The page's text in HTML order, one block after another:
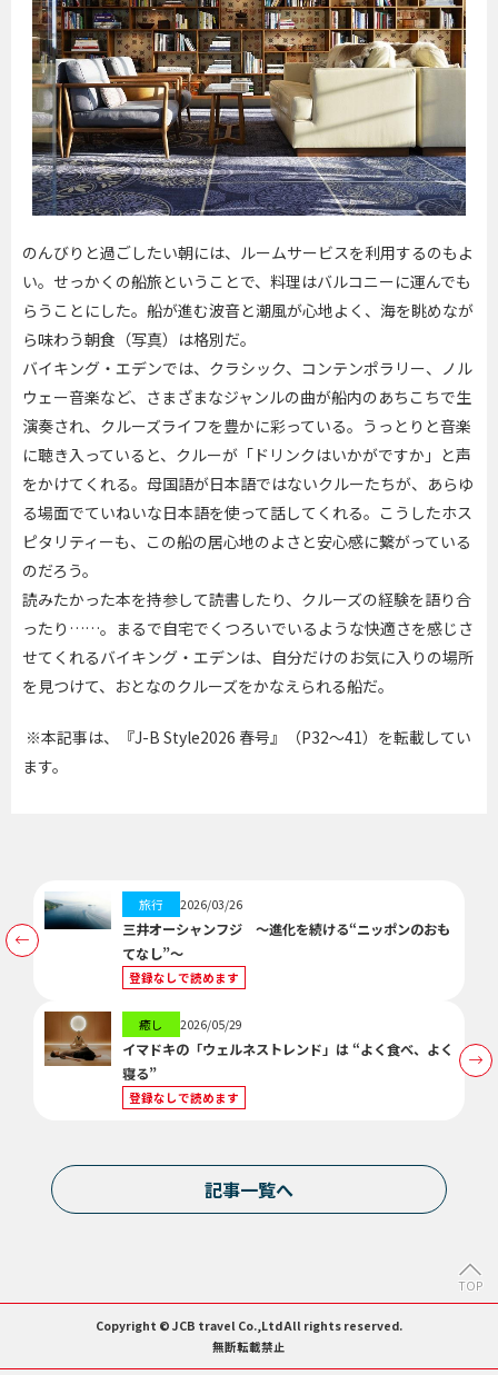
のんびりと過ごしたい朝には、ルームサービスを利用するのもよ
い。せっかくの船旅ということで、料理はバルコニーに運んでも
らうことにした。船が進む波音と潮風が心地よく、海を眺めなが
ら味わう朝食（写真）は格別だ。
バイキング・エデンでは、クラシック、コンテンポラリー、ノル
ウェー音楽など、さまざまなジャンルの曲が船内のあちこちで生
演奏され、クルーズライフを豊かに彩っている。うっとりと音楽
に聴き入っていると、クルーが「ドリンクはいかがですか」と声
をかけてくれる。母国語が日本語ではないクルーたちが、あらゆ
る場面でていねいな日本語を使って話してくれる。こうしたホス
ピタリティーも、この船の居心地のよさと安心感に繋がっている
のだろう。
読みたかった本を持参して読書したり、クルーズの経験を語り合
ったり……。まるで自宅でくつろいでいるような快適さを感じさ
せてくれるバイキング・エデンは、自分だけのお気に入りの場所
を見つけて、おとなのクルーズをかなえられる船だ。
※本記事は、『J-B Style2026 春号』（P32～41）を転載してい
ます。
旅行 2026/03/26
三井オーシャンフジ ～進化を続ける“ニッポンのおも
てなし”～
登録なしで読めます
癒し 2026/05/29
イマドキの「ウェルネストレンド」は “よく食べ、よく
寝る”
登録なしで読めます
記事一覧へ
TOP
Copyright © JCB travel Co.,Ltd All rights reserved.
無断転載禁止